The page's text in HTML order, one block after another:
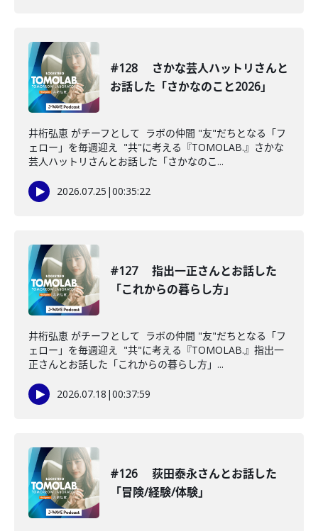
#128 さかな芸人ハットリさんと
お話した「さかなのこと2026」
井桁弘恵 がチーフとして ラボの仲間 "友"だちとなる「フ
ェロー」を毎週迎え "共"に考える『TOMOLAB.』さかな
芸人ハットリさんとお話した「さかなのこ...
2026.07.25 |00:35:22
#127 指出一正さんとお話した
「これからの暮らし方」
井桁弘恵 がチーフとして ラボの仲間 "友"だちとなる「フ
ェロー」を毎週迎え "共"に考える『TOMOLAB.』指出一
正さんとお話した「これからの暮らし方」...
2026.07.18 |00:37:59
#126 荻田泰永さんとお話した
「冒険/経験/体験」